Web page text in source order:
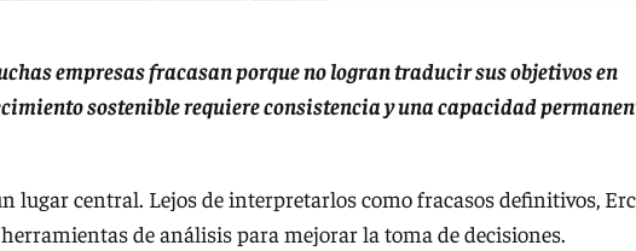
empresas fracasan porque no logran traducir sus objetivos en
sostenible requiere consistencia y una capacidad
lugar central. Lejos de interpretarlos como fracasos definitivos,
de análisis para mejorar la toma de decisiones.